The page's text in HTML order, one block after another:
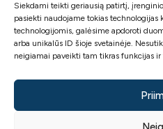
Siekdami teikti geriausią patirtį,
pasiekti naudojame tokias
technologijomis, galėsime apdoroti
arba unikalūs ID šioje svetainėje.
neigiamai paveikti tam tikras funkcijas ir
Kontaktai
info@geomp.lt
+370 600 89432